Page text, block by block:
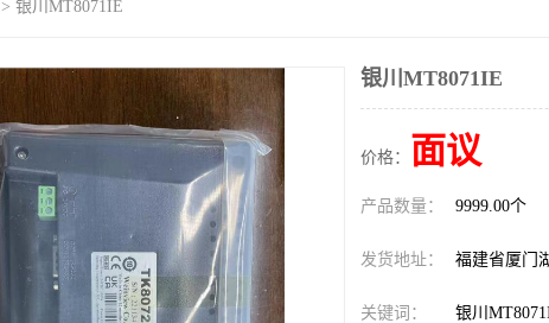
> 银川MT8071IE
银川MT8071IE
价格： 面议
产品数量： 9999.00个
发货地址： 福建省厦门
关键词： 银川